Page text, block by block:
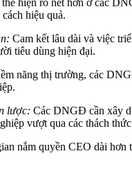
hiện rõ nét hơn ở các
hiệu quả.
Cam kết lâu dài và việc
tiêu dùng hiện đại.
năng thị trường, các
lược: Các DNGĐ cần xây
vượt qua các thách
nắm quyền CEO dài hơn